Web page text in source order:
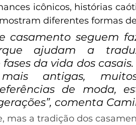
icônicos, histórias
diferentes formas
casamento seguem
ajudam a
da vida dos
mais antigas,
de moda,
comenta
mas a tradição dos